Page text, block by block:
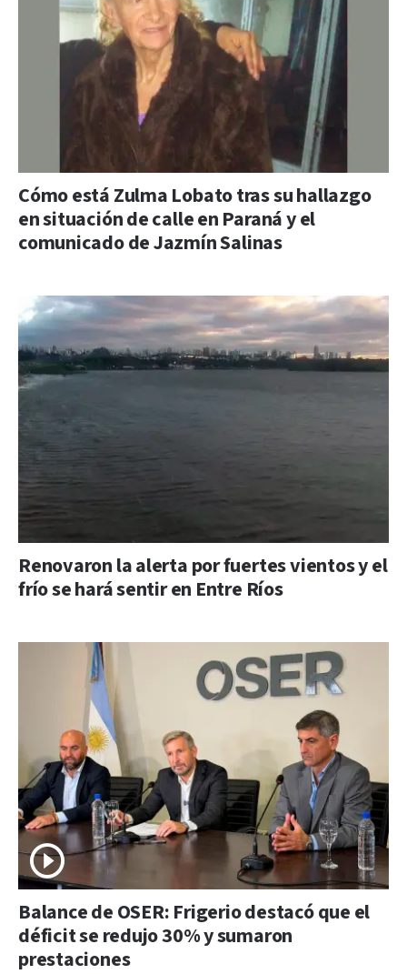
Cómo está Zulma Lobato tras su hallazgo
en situación de calle en Paraná y el
comunicado de Jazmín Salinas
Renovaron la alerta por fuertes vientos y el
frío se hará sentir en Entre Ríos
Balance de OSER: Frigerio destacó que el
déficit se redujo 30% y sumaron
prestaciones